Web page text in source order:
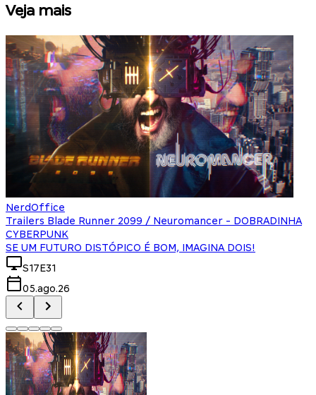
Veja mais
NerdOffice
Trailers Blade Runner 2099 / Neuromancer - DOBRADINHA
CYBERPUNK
SE UM FUTURO DISTÓPICO É BOM, IMAGINA DOIS!
S17E31
05.ago.26